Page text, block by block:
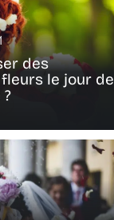
des
le jour de